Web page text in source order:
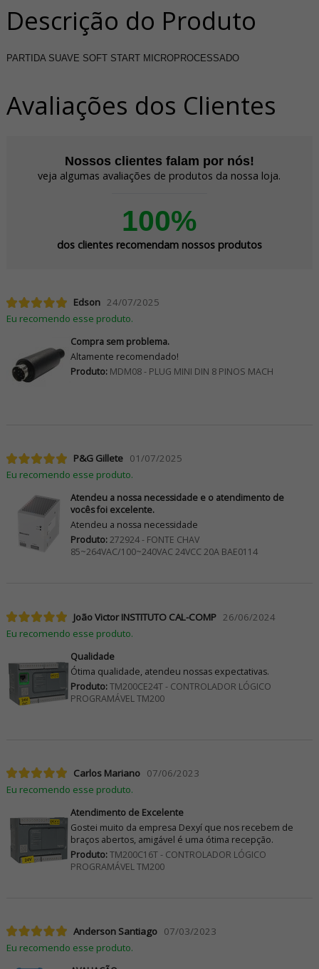
Descrição do Produto
PARTIDA SUAVE SOFT START MICROPROCESSADO
Avaliações dos Clientes
Nossos clientes falam por nós!
veja algumas avaliações de produtos da nossa loja.
100%
dos clientes recomendam nossos produtos
Edson 24/07/2025
Eu recomendo esse produto.
Compra sem problema.
Altamente recomendado!
Produto:MDM08 - PLUG MINI DIN 8 PINOS MACH
P&G Gillete 01/07/2025
Eu recomendo esse produto.
Atendeu a nossa necessidade e o atendimento de
vocês foi excelente.
Atendeu a nossa necessidade
Produto:272924 - FONTE CHAV
85~264VAC/100~240VAC 24VCC 20A BAE0114
João Victor INSTITUTO CAL-COMP 26/06/2024
Eu recomendo esse produto.
Qualidade
Ótima qualidade, atendeu nossas expectativas.
Produto:TM200CE24T - CONTROLADOR LÓGICO
PROGRAMÁVEL TM200
Carlos Mariano 07/06/2023
Eu recomendo esse produto.
Atendimento de Excelente
Gostei muito da empresa Dexyí que nos recebem de
braços abertos, amigável é uma ótima recepção.
Produto:TM200C16T - CONTROLADOR LÓGICO
PROGRAMÁVEL TM200
Anderson Santiago 07/03/2023
Eu recomendo esse produto.